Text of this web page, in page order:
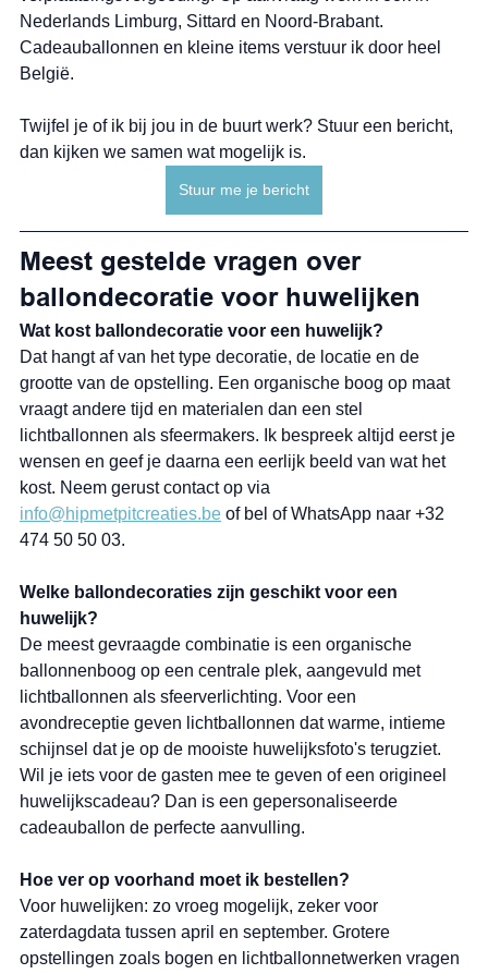
Nederlands Limburg, Sittard en Noord-Brabant.
Cadeauballonnen en kleine items verstuur ik door heel
België.
Twijfel je of ik bij jou in de buurt werk? Stuur een bericht,
dan kijken we samen wat mogelijk is.
Stuur me je bericht
Meest gestelde vragen over
ballondecoratie voor huwelijken
Wat kost ballondecoratie voor een huwelijk?
Dat hangt af van het type decoratie, de locatie en de
grootte van de opstelling. Een organische boog op maat
vraagt andere tijd en materialen dan een stel
lichtballonnen als sfeermakers. Ik bespreek altijd eerst je
wensen en geef je daarna een eerlijk beeld van wat het
kost. Neem gerust contact op via
info@hipmetpitcreaties.be of bel of WhatsApp naar +32
474 50 50 03.
Welke ballondecoraties zijn geschikt voor een
huwelijk?
De meest gevraagde combinatie is een organische
ballonnenboog op een centrale plek, aangevuld met
lichtballonnen als sfeerverlichting. Voor een
avondreceptie geven lichtballonnen dat warme, intieme
schijnsel dat je op de mooiste huwelijksfoto's terugziet.
Wil je iets voor de gasten mee te geven of een origineel
huwelijkscadeau? Dan is een gepersonaliseerde
cadeauballon de perfecte aanvulling.
Hoe ver op voorhand moet ik bestellen?
Voor huwelijken: zo vroeg mogelijk, zeker voor
zaterdagdata tussen april en september. Grotere
opstellingen zoals bogen en lichtballonnetwerken vragen